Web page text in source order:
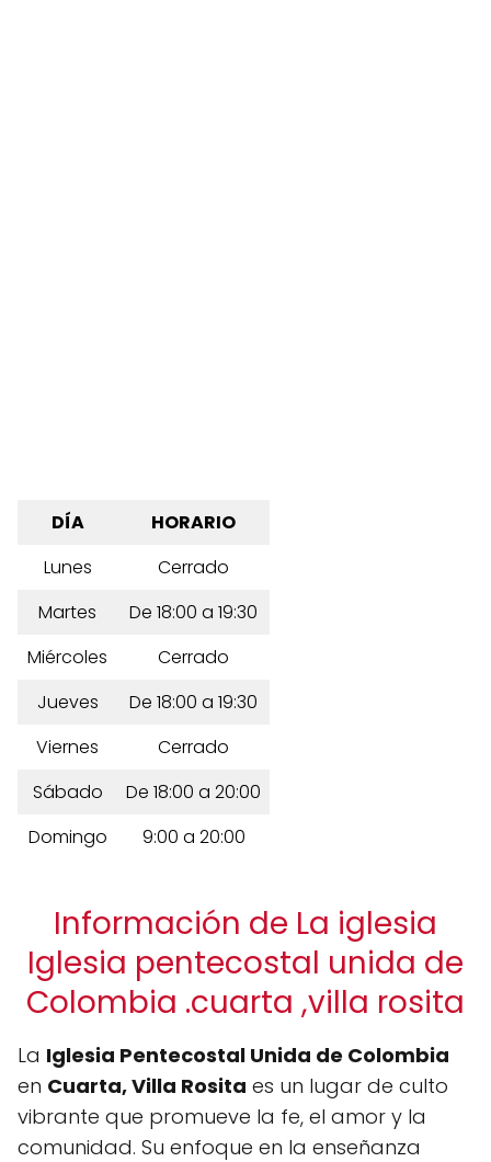
DÍA
HORARIO
Lunes
Cerrado
Martes
De 18:00 a 19:30
Miércoles
Cerrado
Jueves
De 18:00 a 19:30
Viernes
Cerrado
Sábado
De 18:00 a 20:00
Domingo
9:00 a 20:00
Información de La iglesia
Iglesia pentecostal unida de
Colombia .cuarta ,villa rosita
La Iglesia Pentecostal Unida de Colombia
en Cuarta, Villa Rosita es un lugar de culto
vibrante que promueve la fe, el amor y la
comunidad. Su enfoque en la enseñanza